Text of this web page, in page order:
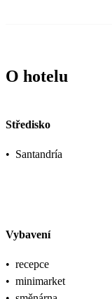
O hotelu
Středisko
• Santandría
Vybavení
• recepce
• minimarket